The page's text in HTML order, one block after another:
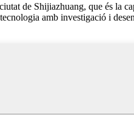
de Shijiazhuang, que és la
amb investigació i